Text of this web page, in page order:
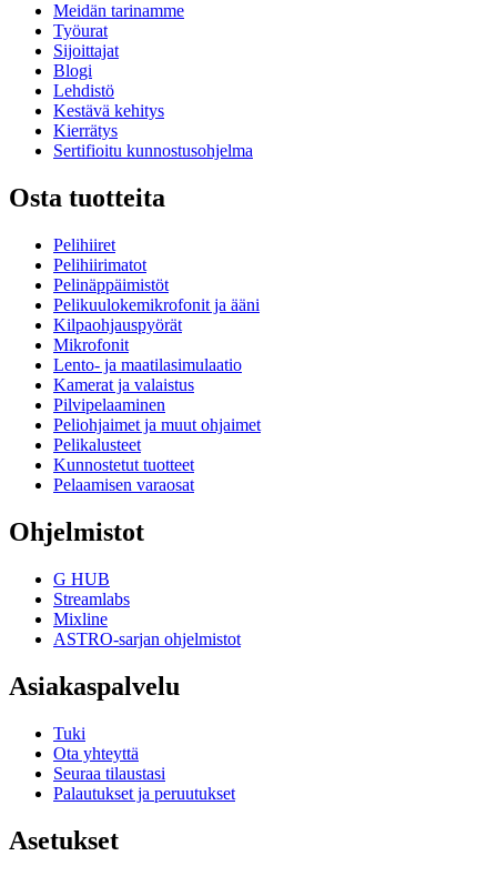
Meidän tarinamme
Työurat
Sijoittajat
Blogi
Lehdistö
Kestävä kehitys
Kierrätys
Sertifioitu kunnostusohjelma
Osta tuotteita
Pelihiiret
Pelihiirimatot
Pelinäppäimistöt
Pelikuulokemikrofonit ja ääni
Kilpaohjauspyörät
Mikrofonit
Lento- ja maatilasimulaatio
Kamerat ja valaistus
Pilvipelaaminen
Peliohjaimet ja muut ohjaimet
Pelikalusteet
Kunnostetut tuotteet
Pelaamisen varaosat
Ohjelmistot
G HUB
Streamlabs
Mixline
ASTRO-sarjan ohjelmistot
Asiakaspalvelu
Tuki
Ota yhteyttä
Seuraa tilaustasi
Palautukset ja peruutukset
Asetukset